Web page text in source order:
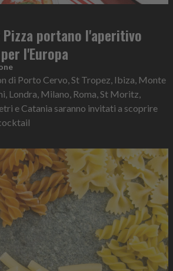
portano l'aperitivo
l'Europa
di Porto Cervo, St Tropez, Ibiza, Monte
Londra, Milano, Roma, St Moritz,
e Catania saranno invitati a scoprire